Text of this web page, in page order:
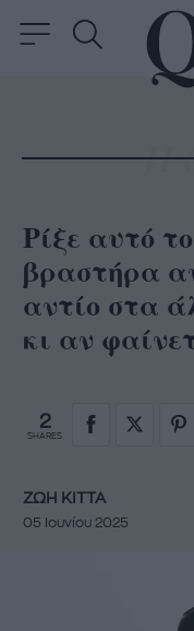
Ρίξε αυτό
βραστήρα
αντίο στα
κι αν
2
SHARES
ΖΩΗ ΚΙΤΤΑ
05 Ιουνίου 2025